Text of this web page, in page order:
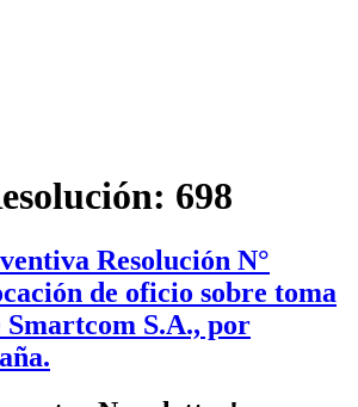
698
Resolución N°
de oficio sobre toma
S.A., por